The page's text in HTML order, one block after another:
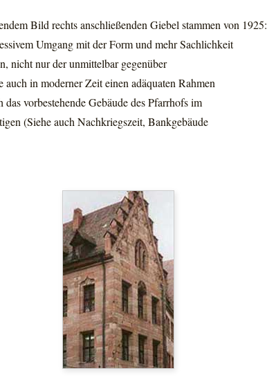
Bild rechts anschließenden Giebel stammen von 1925:
Umgang mit der Form und mehr Sachlichkeit
nicht nur der unmittelbar gegenüber
in moderner Zeit einen adäquaten Rahmen
das vorbestehende Gebäude des Pfarrhofs im
(Siehe auch Nachkriegszeit, Bankgebäude